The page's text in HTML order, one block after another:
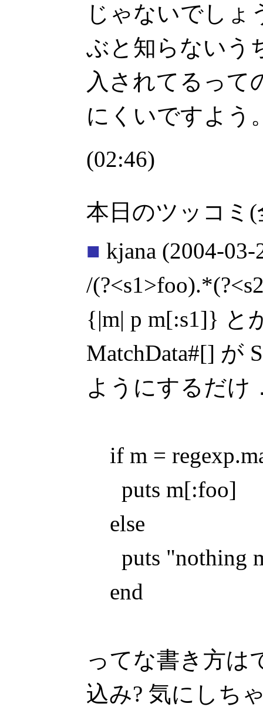
じゃないでしょ
ぶと知らないう
入されてるって
にくいですよう
(02:46)
本日のツッコミ(
■ kjana (2004-03-
/
{|m| p m[:s1]} と
MatchData#[] が
ようにするだけ
if m =
puts m[:foo]
else
puts "nothing
end
ってな書き方は
込み? 気にしち